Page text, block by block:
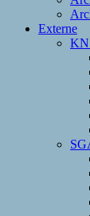
Externe